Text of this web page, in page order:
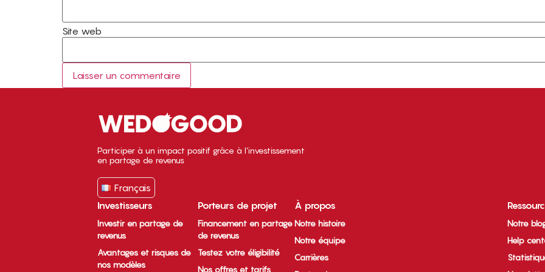
Site web
Participer à un impact positif grâce à l’investissement
en partage de revenus
Français
Investisseurs
Investir en partage de
revenus
Avantages et risques de
nos modèles
Porteurs de projet
Financement en partage
de revenus
Testez votre éligibilité
Nos offres et tarifs
À propos
Notre histoire
Notre équipe
Carrières
Notre
Help